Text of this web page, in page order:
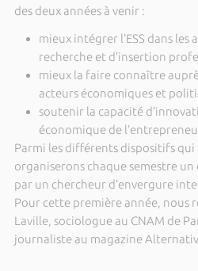
des deux années à venir :
mieux intégrer l’ESS dans
recherche et d’insertion
mieux la faire connaître
acteurs économiques et
soutenir la capacité
économique de
Parmi les différents dispositifs
organiserons chaque semestre
par un chercheur d’envergure
Pour cette première année, nous
Laville, sociologue au CNAM de
journaliste au magazine